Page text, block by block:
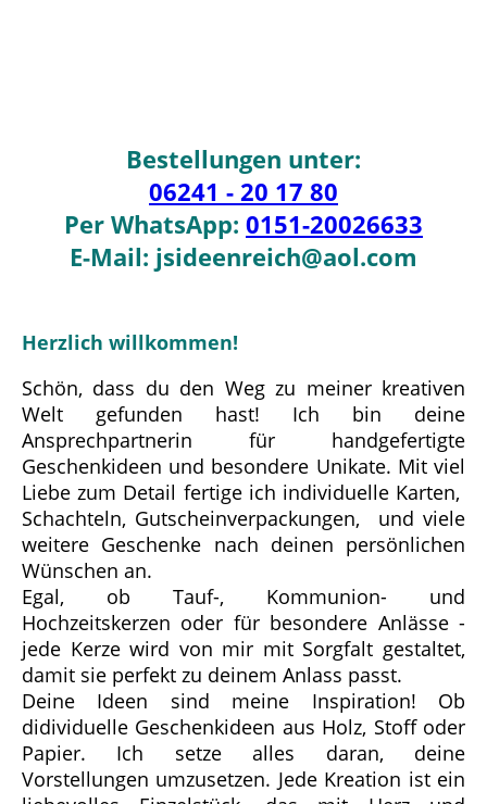
Bestellungen unter:
06241 - 20 17 80
Per WhatsApp: 0151-20026633
E-Mail: jsideenreich@aol.com
Herzlich willkommen!
Schön, dass du den Weg zu meiner kreativen
Welt gefunden hast! Ich bin deine
Ansprechpartnerin für handgefertigte
Geschenkideen und besondere Unikate. Mit viel
Liebe zum Detail fertige ich individuelle Karten,
Schachteln, Gutscheinverpackungen, und viele
weitere Geschenke nach deinen persönlichen
Wünschen an.
Egal, ob Tauf-, Kommunion- und
Hochzeitskerzen oder für besondere Anlässe -
jede Kerze wird von mir mit Sorgfalt gestaltet,
damit sie perfekt zu deinem Anlass passt.
Deine Ideen sind meine Inspiration! Ob
didividuelle Geschenkideen aus Holz, Stoff oder
Papier. Ich setze alles daran, deine
Vorstellungen umzusetzen. Jede Kreation ist ein